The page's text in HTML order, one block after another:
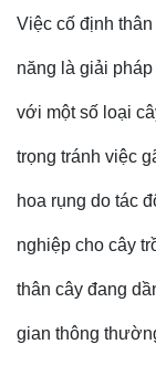
Việc cố định
năng là giải
với một số loại
trọng tránh việc
hoa rụng do tác
nghiệp cho cây
thân cây đang
gian thông